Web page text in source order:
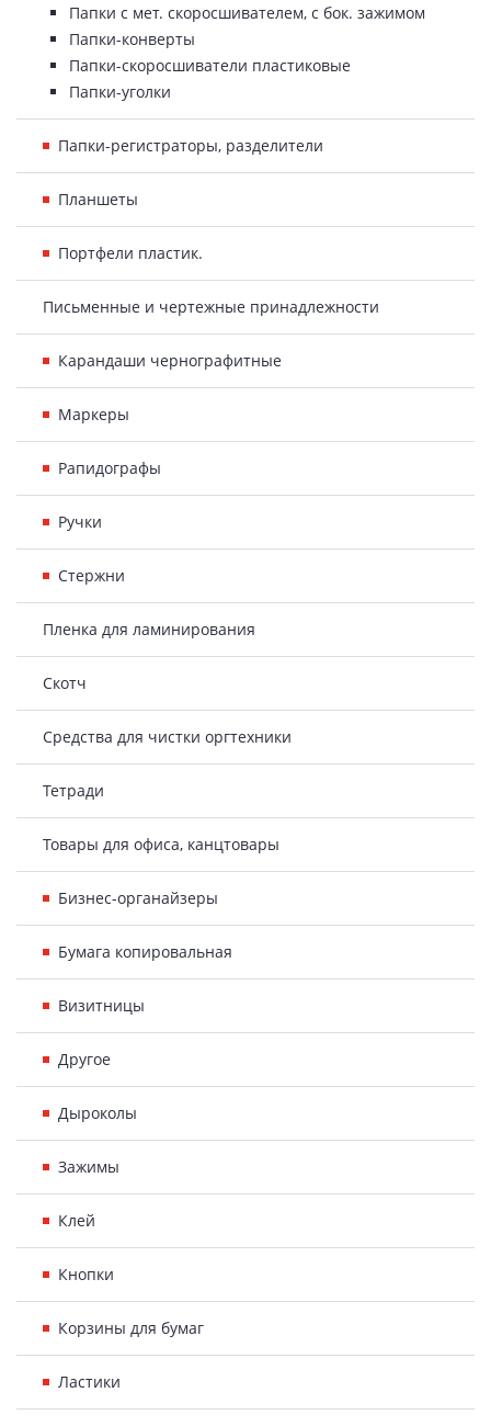
Папки с мет. скоросшивателем, с бок. зажимом
Папки-конверты
Папки-скоросшиватели пластиковые
Папки-уголки
Папки-регистраторы, разделители
Планшеты
Портфели пластик.
Письменные и чертежные принадлежности
Карандаши чернографитные
Маркеры
Рапидографы
Ручки
Стержни
Пленка для ламинирования
Скотч
Средства для чистки оргтехники
Тетради
Товары для офиса, канцтовары
Бизнес-органайзеры
Бумага копировальная
Визитницы
Другое
Дыроколы
Зажимы
Клей
Кнопки
Корзины для бумаг
Ластики